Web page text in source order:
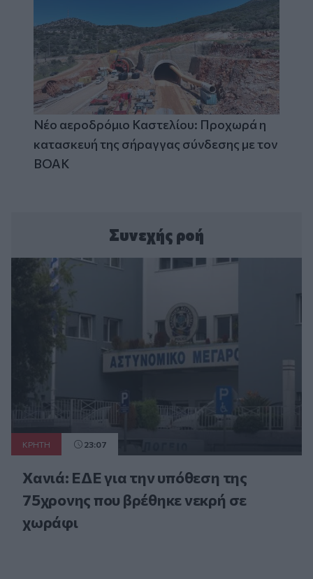
Νέο αεροδρόμιο Καστελίου: Προχωρά η
κατασκευή της σήραγγας σύνδεσης με τον
ΒΟΑΚ
Συνεχής ροή
ΚΡΗΤΗ 23:07
Χανιά: ΕΔΕ για την υπόθεση της
75χρονης που βρέθηκε νεκρή σε
χωράφι